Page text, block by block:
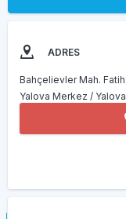
ADRES
Bahçelievler Mah.
Yalova Merkez / Yalova